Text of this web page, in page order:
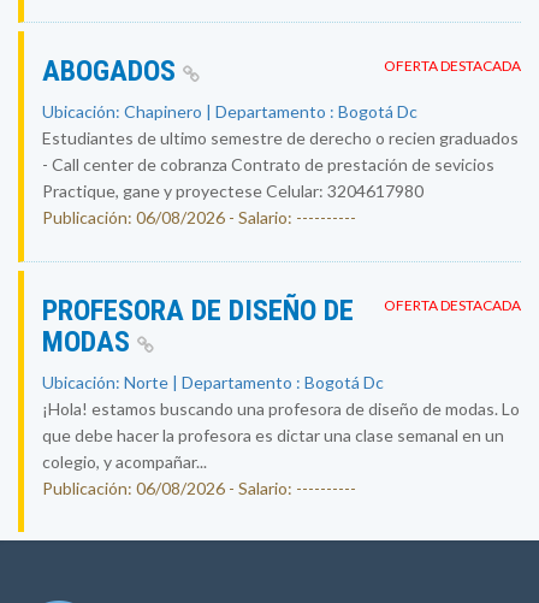
OFERTA DESTACADA
ABOGADOS
Ubicación: Chapinero | Departamento : Bogotá Dc
Estudiantes de ultimo semestre de derecho o recien graduados
- Call center de cobranza Contrato de prestación de sevicios
Practique, gane y proyectese Celular: 3204617980
Publicación: 06/08/2026 - Salario: ----------
OFERTA DESTACADA
PROFESORA DE DISEÑO DE
MODAS
Ubicación: Norte | Departamento : Bogotá Dc
¡Hola! estamos buscando una profesora de diseño de modas. Lo
que debe hacer la profesora es dictar una clase semanal en un
colegio, y acompañar...
Publicación: 06/08/2026 - Salario: ----------